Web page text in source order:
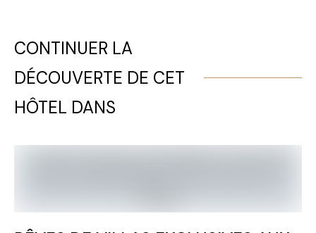
CONTINUER LA
DÉCOUVERTE DE CET
HÔTEL DANS